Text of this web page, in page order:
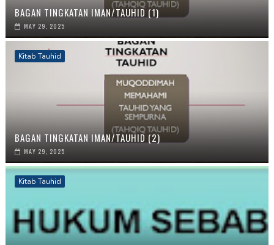
BAGAN TINGKATAN IMAN/TAUHID (1)
MAY 29, 2025
Kitab Tauhid
BAGAN TINGKATAN IMAN/TAUHID (2)
MAY 29, 2025
Kitab Tauhid